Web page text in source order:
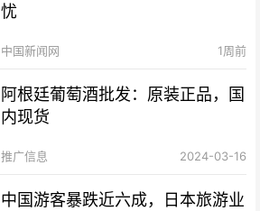
忧
中国新闻网 1周前
阿根廷葡萄酒批发：原装正品，国
内现货
推广信息 2024-03-16
中国游客暴跌近六成，日本旅游业